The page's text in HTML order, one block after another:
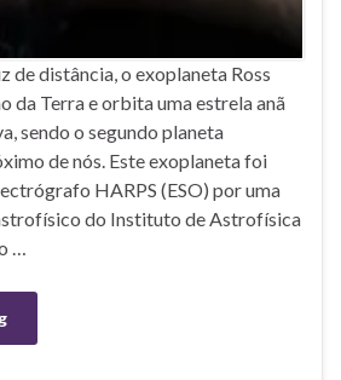
de distância, o exoplaneta Ross
da Terra e orbita uma estrela anã
sendo o segundo planeta
de nós. Este exoplaneta foi
HARPS (ESO) por uma
do Instituto de Astrofísica
…